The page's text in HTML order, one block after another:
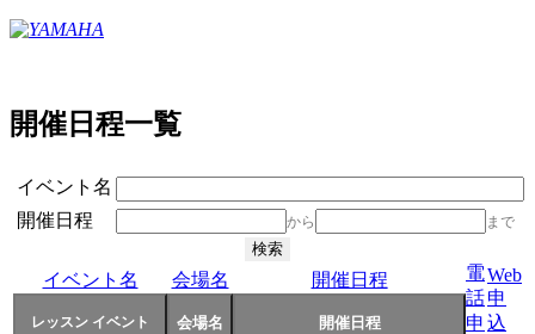
開催日程一覧
イベント名
開催日程
から まで
イベント名 会場名 開催日程
電
話
申
Web
申
込